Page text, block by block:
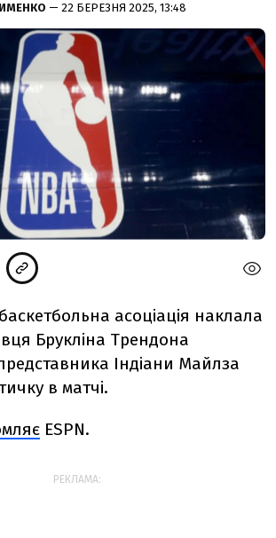
— 22 БЕРЕЗНЯ 2025, 13:48
асоціація наклала
Брукліна Трендона
Індіани Майлза
в матчі.
ESPN.
РЕКЛАМА: